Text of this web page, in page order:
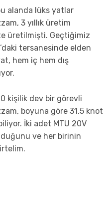
alanda lüks yatlar
3 yıllık üretim
üretilmişti. Geçtiğimiz
tersanesinde elden
hem iç hem dış
kişilik dev bir görevli
boyuna göre 31.5 knot
İki adet MTU 20V
ve her birinin